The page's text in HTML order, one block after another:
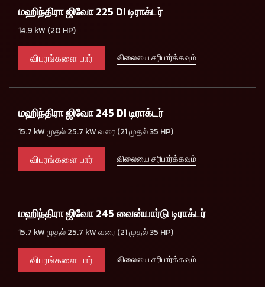
மஹிந்திரா ஜிவோ 225 DI டிராக்டர்
14.9 kW (20 HP)
விபரங்களை பார் விலையை சரிபார்க்கவும்
மஹிந்திரா ஜிவோ 245 DI டிராக்டர்
15.7 kW முதல் 25.7 kW வரை (21 முதல் 35 HP)
விபரங்களை பார் விலையை சரிபார்க்கவும்
மஹிந்திரா ஜிவோ 245 வைன்யார்டு டிராக்டர்
15.7 kW முதல் 25.7 kW வரை (21 முதல் 35 HP)
விபரங்களை பார் விலையை சரிபார்க்கவும்